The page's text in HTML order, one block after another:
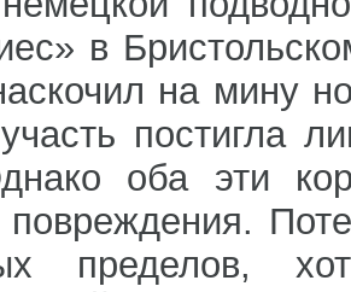
в
на мину
постигла
оба эти
повреждения.
пределов,